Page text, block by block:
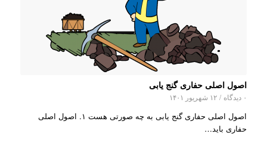
اصول اصلی حفاری گنج یابی
۰ دیدگاه / ۱۲ شهریور ۱۴۰۱
اصول اصلی حفاری گنج یابی به چه صورتی هست ۱. اصول اصلی
حفاری باید…